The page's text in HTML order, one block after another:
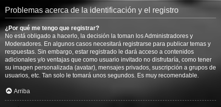
Problemas acerca de la identificación y el registro
¿Por qué me tengo que registrar?
No está obligado a hacerlo, la decisión la toman los Administradores y
Moderadores. En algunos casos necesitará registrarse para publicar temas y
respuestas. Sin embargo, estar registrado le dará acceso a contenidos
adicionales y/o ventajas que como usuario invitado no disfrutaría, como tener
su imagen personalizada (avatar), mensajes privados, suscripción a grupos de
usuarios, etc. Tan solo le tomará unos segundos. Es muy recomendable.
Arriba